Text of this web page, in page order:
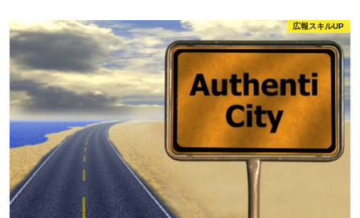
広報スキルUP